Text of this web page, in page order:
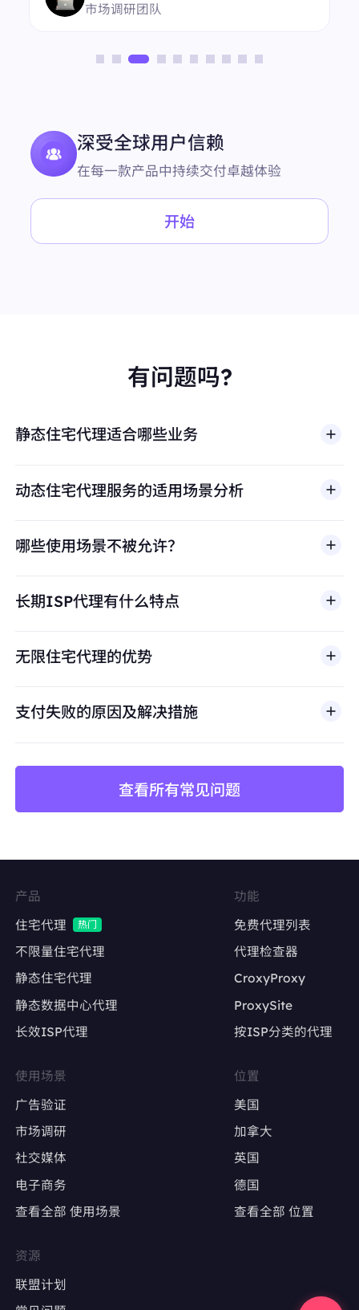
市场调研团队
深受全球用户信赖
在每一款产品中持续交付卓越体验
开始
有问题吗?
静态住宅代理适合哪些业务
亚马逊、eBay、Shopify等平台的多账号运营，
保持每个店铺独立的IP身份，防止平台风控检测
长期稳定抓取竞品价格、库存、评论数据
矩阵账号运营
多账号管理
维持账号稳定的登录IP，降低异常登录风险
内容发布与互动
自动化发帖、点赞、评论，模拟真实用户行为
避免因IP变动导致账号被限流或封禁
Google Ads、Facebook Ads等广告平台的多
账户操作
确保每个广告账户使用固定IP，避免因IP变动触
发审核
广告效果测试
精准定位特定地区，测试广告投放效果
动态住宅代理服务的适用场景分析
哪些使用场景不被允许？
滥用、未经授权访问、绕过安全机制，或违反适用法律
业场景，包括公开网页数据访问、
、价格监
长期ISP代理有什么特点
无限住宅代理的优势
支付失败的原因及解决措施
查看所有常见问题
产品
住宅代理
热门
不限量住宅代理
静态住宅代理
静态数据中心代理
长效ISP代理
功能
免费代理列表
代理检查器
CroxyProxy
ProxySite
按ISP分类的代理
使用场景
广告验证
市场调研
社交媒体
电子商务
查看全部 使用场景
位置
美国
加拿大
英国
德国
查看全部 位置
资源
联盟计划